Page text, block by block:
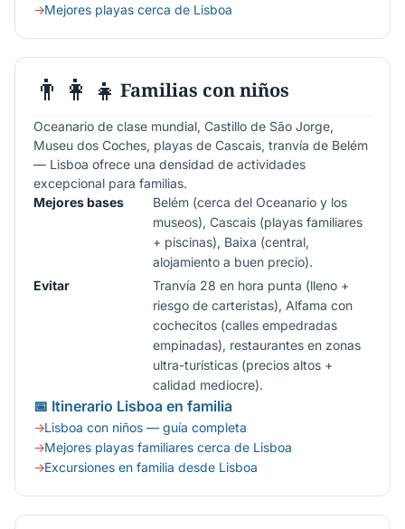
Mejores playas cerca de Lisboa
👨‍👩‍👧 Familias con niños
Oceanario de clase mundial, Castillo de São Jorge,
Museu dos Coches, playas de Cascais, tranvía de Belém
— Lisboa ofrece una densidad de actividades
excepcional para familias.
Mejores bases
Belém (cerca del Oceanario y los
museos), Cascais (playas familiares
+ piscinas), Baixa (central,
alojamiento a buen precio).
Evitar
Tranvía 28 en hora punta (lleno +
riesgo de carteristas), Alfama con
cochecitos (calles empedradas
empinadas), restaurantes en zonas
ultra-turísticas (precios altos +
calidad mediocre).
📅 Itinerario Lisboa en familia
Lisboa con niños — guía completa
Mejores playas familiares cerca de Lisboa
Excursiones en familia desde Lisboa